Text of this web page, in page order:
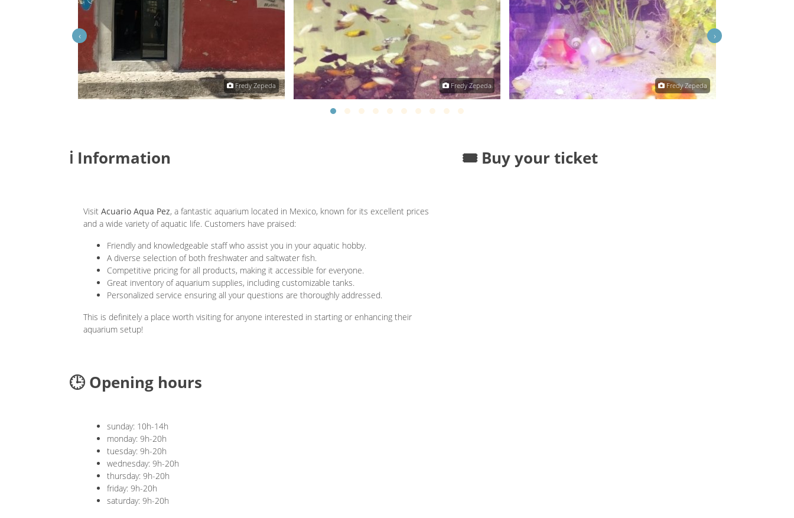
Fredy Zepeda Fredy Zepeda Fredy Zepeda
‹ ›
ℹ️ Information
Visit Acuario Aqua Pez, a fantastic aquarium located in Mexico, known for its excellent prices
and a wide variety of aquatic life. Customers have praised:
Friendly and knowledgeable staff who assist you in your aquatic hobby.
A diverse selection of both freshwater and saltwater fish.
Competitive pricing for all products, making it accessible for everyone.
Great inventory of aquarium supplies, including customizable tanks.
Personalized service ensuring all your questions are thoroughly addressed.
This is definitely a place worth visiting for anyone interested in starting or enhancing their
aquarium setup!
🕒 Opening hours
sunday: 10h-14h
monday: 9h-20h
tuesday: 9h-20h
wednesday: 9h-20h
thursday: 9h-20h
friday: 9h-20h
saturday: 9h-20h
🎟️ Buy your ticket